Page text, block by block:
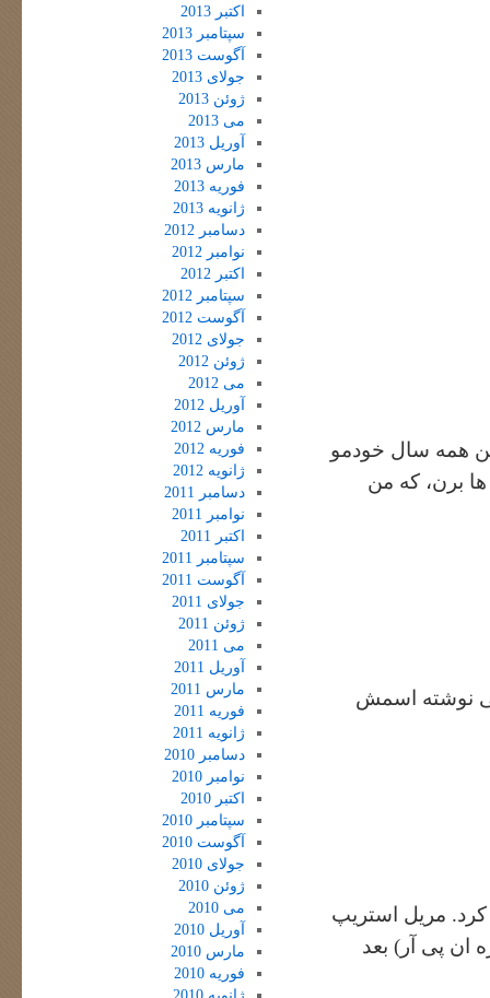
همه سال خودمو
برن، که من
نوشته اسمش
مریل استریپ
ان پی آر) بعد
اکتبر 2013
سپتامبر 2013
آگوست 2013
جولای 2013
ژوئن 2013
می 2013
آوریل 2013
مارس 2013
فوریه 2013
ژانویه 2013
دسامبر 2012
نوامبر 2012
اکتبر 2012
سپتامبر 2012
آگوست 2012
جولای 2012
ژوئن 2012
می 2012
آوریل 2012
مارس 2012
فوریه 2012
ژانویه 2012
دسامبر 2011
نوامبر 2011
اکتبر 2011
سپتامبر 2011
آگوست 2011
جولای 2011
ژوئن 2011
می 2011
آوریل 2011
مارس 2011
فوریه 2011
ژانویه 2011
دسامبر 2010
نوامبر 2010
اکتبر 2010
سپتامبر 2010
آگوست 2010
جولای 2010
ژوئن 2010
می 2010
آوریل 2010
مارس 2010
فوریه 2010